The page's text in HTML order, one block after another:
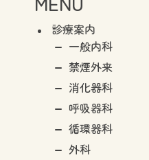
診療案内
一般内科
禁煙外来
消化器科
呼吸器科
循環器科
外科